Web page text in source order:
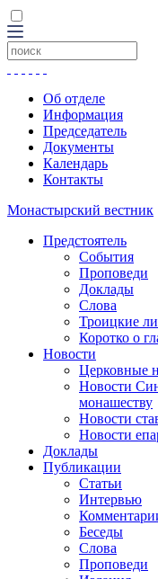
Об отделе
Информация
Председатель
Документы
Календарь
Контакты
Монастырский вестник
Предстоятель
События
Проповеди
Доклады
Слова
Троицкие
Коротко о
Новости
Церковные
Новости
монашеству
Новости
Новости
Доклады
Публикации
Статьи
Интервью
Беседы
Слова
Проповеди